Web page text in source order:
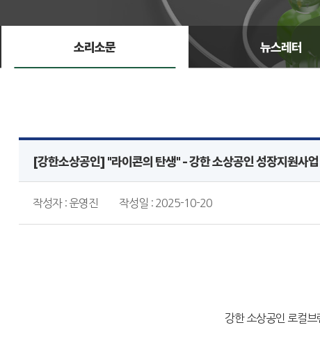
소리소문 뉴스레터
[강한소상공인] "라이콘의 탄생" - 강한 소상공인 성장지원사
작성자 : 운영진 작성일 : 2025-10-20
강한 소상공인 로컬